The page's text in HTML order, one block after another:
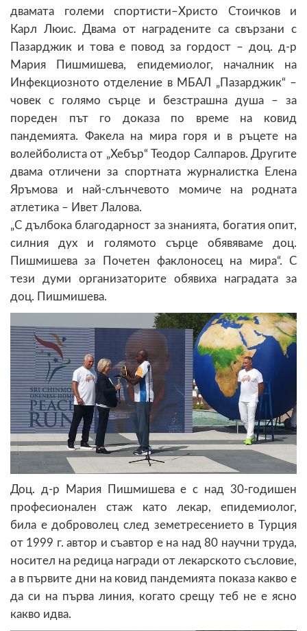
двамата големи спортисти–Христо Стоичков и
Карл Люис. Двама от наградените са свързани с
Пазарджик и това е повод за гордост – доц. д-р
Мария Пишмишева, епидемиолог, началник на
Инфекциозното отделение в МБАЛ „Пазарджик“ –
човек с голямо сърце и безстрашна душа – за
пореден път го доказа по време на ковид
пандемията. Факела на мира горя и в ръцете на
волейболиста от „Хебър“ Теодор Салпаров. Другите
двама отличени за спортната журналистка Елена
Яръмова и най-слънчевото момиче на родната
атлетика – Ивет Лалова.
„С дълбока благодарност за знанията, богатия опит,
силния дух и голямото сърце обявяваме доц.
Пишмишева за Почетен факлоносец на мира“. С
тези думи организаторите обявиха наградата за
доц. Пишмишева.
Доц. д-р Мария Пишмишева е с над 30-годишен
професионален стаж като лекар, епидемиолог,
била е доброволец след земетресението в Турция
от 1999 г. автор и съавтор е на над 80 научни труда,
носител на редица награди от лекарското съсловие,
а в първите дни на ковид пандемията показа какво е
да си на първа линия, когато срещу теб не е ясно
какво идва.